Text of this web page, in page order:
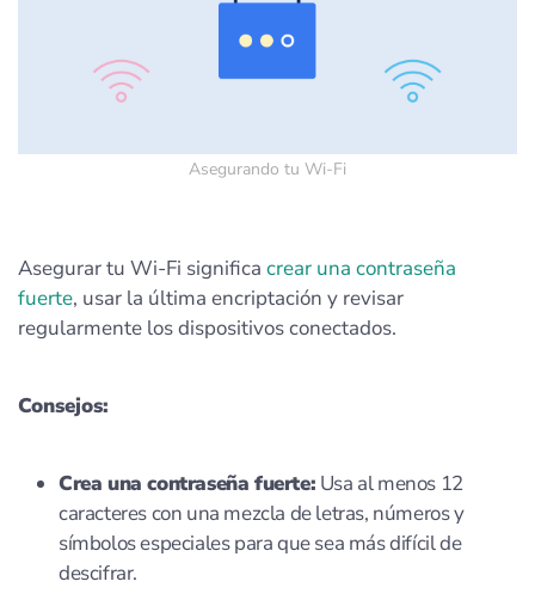
Asegurando tu Wi-Fi
Asegurar tu Wi-Fi significa crear una contraseña
fuerte, usar la última encriptación y revisar
regularmente los dispositivos conectados.
Consejos:
Crea una contraseña fuerte: Usa al menos 12
caracteres con una mezcla de letras, números y
símbolos especiales para que sea más difícil de
descifrar.